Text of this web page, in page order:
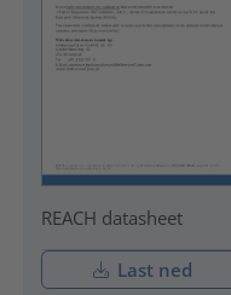
REACH datasheet
Last ned